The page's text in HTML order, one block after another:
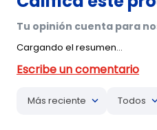
Cargando el resumen…
Más reciente Todos